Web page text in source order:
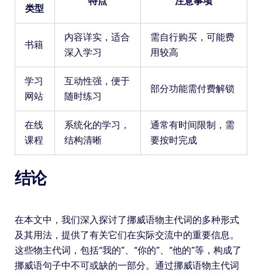
类型
书籍
内容详实，适合
深入学习
需自行购买，可能费
用较高
学习
网站
互动性强，便于
随时练习
部分功能需付费解锁
在线
课程
系统化的学习，
结构清晰
通常有时间限制，需
要按时完成
结论
在本文中，我们深入探讨了挪威语物主代词的多种形式
及其用法，提供了有关它们在实际交流中的重要信息。
这些物主代词，包括“我的”、“你的”、“他的”等，构成了
挪威语句子中不可或缺的一部分。通过挪威语物主代词